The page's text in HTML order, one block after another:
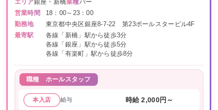
エリア銀座・新橋業種バー
営業時間
18：00～23：00
勤務地
東京都中央区銀座8-7-22 第23ポールスタービル4F
最寄駅
各線「新橋」駅から徒歩3分
各線「銀座」駅から徒歩5分
各線「有楽町」駅から徒歩8分
職種 ホールスタッフ
本入店 給与 時給 2,000円～